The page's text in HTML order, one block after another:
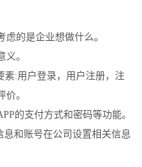
的是企业想做什么。
。
素:用户登录，用户注册，注
。
的支付方式和密码等功能。
和账号在公司设置相关信息